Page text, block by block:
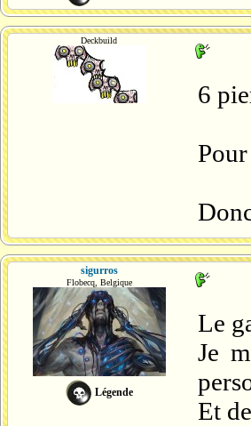
Deckbuild
6
sigurros
Flobecq, Belgique
Légende
Le
Je
Et